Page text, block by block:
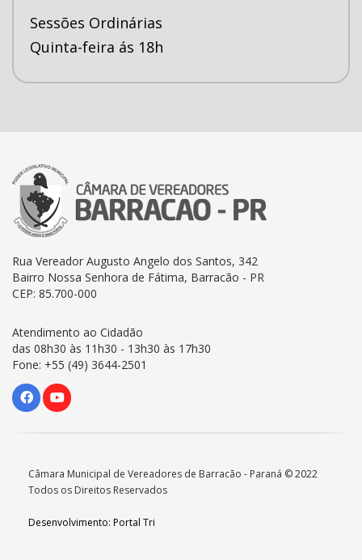
Sessões Ordinárias
Quinta-feira ás 18h
Rua Vereador Augusto Angelo dos Santos, 342
Bairro Nossa Senhora de Fátima, Barracão - PR
CEP: 85.700-000
Atendimento ao Cidadão
das 08h30 às 11h30 - 13h30 às 17h30
Fone: +55 (49) 3644-2501
Câmara Municipal de Vereadores de Barracão - Paraná © 2022
Todos os Direitos Reservados
Desenvolvimento: Portal Tri